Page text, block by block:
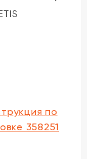
по
358251